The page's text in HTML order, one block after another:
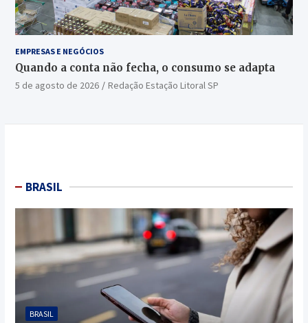
EMPRESAS E NEGÓCIOS
Quando a conta não fecha, o consumo se adapta
5 de agosto de 2026 Redação Estação Litoral SP
BRASIL
BRASIL